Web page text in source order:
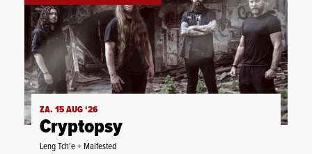
ZA. 15 AUG ‘26
Cryptopsy
Leng Tch'e + Malfested